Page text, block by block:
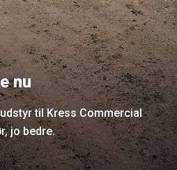
nu
til Kress Commercial
jo bedre.